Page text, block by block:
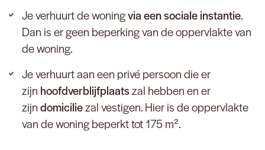
Je verhuurt de woningvia een sociale instantie.
Dan is er geen beperking van de oppervlakte van
de woning.
Je verhuurt aan een privé persoon die er
zijn hoofdverblijfplaatszal hebben en er
zijndomiciliezal vestigen. Hier is de oppervlakte
van de woning beperkt tot 175 m².